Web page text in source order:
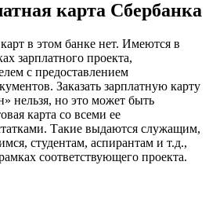
карта Сбербанка
в этом банке нет. Имеются в
зарплатного проекта,
с предоставлением
Заказать зарплатную карту
нельзя, но это может быть
карта со всеми ее
Такие выдаются служащим,
студентам, аспирантам и т.д.,
соответствующего проекта.